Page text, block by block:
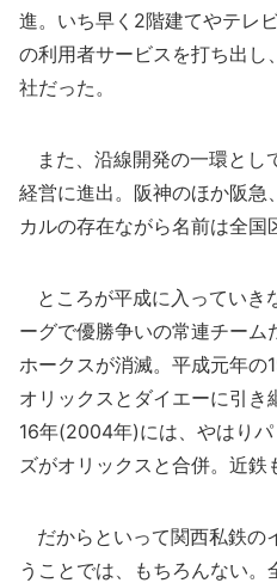
進。いち早く2階建てやテレ
の利用者サービスを打ち出し
社だった。
また、沿線開発の一環とし
経営に進出。阪神のほか阪急
カルの存在ながら名前は全国
ところが平成に入っていき
ーグで優勝争いの常連チー
ホークスが消滅。平成元年
オリックスとダイエーに引
16年(2004年)には、やはり
ズがオリックスと合併。近鉄
だからといって関西私鉄の
うことでは、もちろんない。